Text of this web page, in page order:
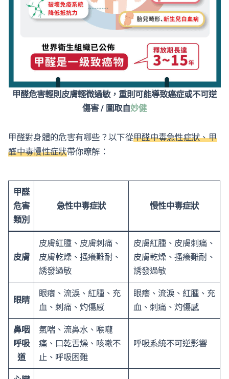
甲醛危害輕則皮膚輕微過敏，重則可能導致癌症或不可逆
傷害 / 圖取自妙健
甲醛對身體的危害有哪些？以下從甲醛中毒急性症狀、甲
醛中毒慢性症狀帶你瞭解：
甲醛
危害
類別
急性中毒症狀 慢性中毒症狀
皮膚
皮膚紅腫、皮膚刺痛、
皮膚乾燥、搔癢難耐、
誘發過敏
皮膚紅腫、皮膚刺痛、
皮膚乾燥、搔癢難耐、
誘發過敏
眼睛
眼癢、流淚、紅腫、充
血、刺痛、灼傷感
眼癢、流淚、紅腫、充
血、刺痛、灼傷感
鼻咽
呼吸
道
氣喘、流鼻水、喉嚨
痛、口乾舌燥、咳嗽不
止、呼吸困難
呼吸系統不可逆影響